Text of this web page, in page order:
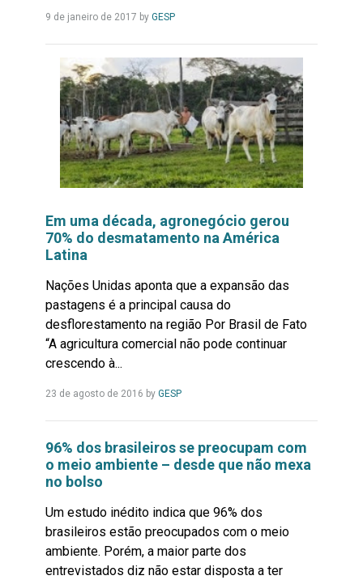
9 de janeiro de 2017 by GESPLeia
Em uma década, agronegócio gerou
70% do desmatamento na América
Latina
Nações Unidas aponta que a expansão das
pastagens é a principal causa do
desflorestamento na região Por Brasil de Fato
“A agricultura comercial não pode continuar
crescendo à...
23 de agosto de 2016 by GESPLeia
96% dos brasileiros se preocupam com
o meio ambiente – desde que não mexa
no bolso
Um estudo inédito indica que 96% dos
brasileiros estão preocupados com o meio
ambiente. Porém, a maior parte dos
entrevistados diz não estar disposta a ter